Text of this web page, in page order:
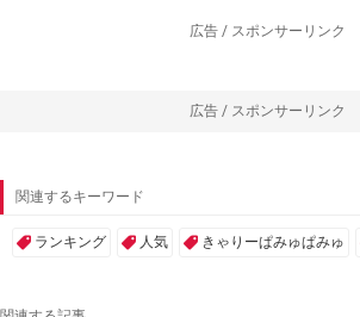
広告 / スポンサーリンク
広告 / スポンサーリンク
関連するキーワード
ランキング 人気 きゃりーぱみゅぱみゅ